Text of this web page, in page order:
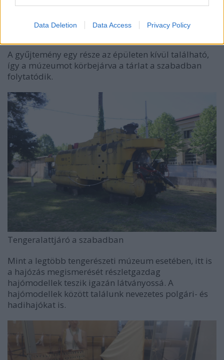
Data Deletion Data Access Privacy Policy
A gyűjtemény egy része az épületen kívül található,
így a múzeumot körbejárva a tárlat a szabadban
folytatódik.
Tengeralattjáró a szabadban
Mint a legtöbb tengerészeti múzeum esetében, itt is
a hajózás megismerését részletgazdag
hajómodellek teszik igazán látványossá. A
hajómodellek között találunk nevezetes polgári- és
hadihajókat is.